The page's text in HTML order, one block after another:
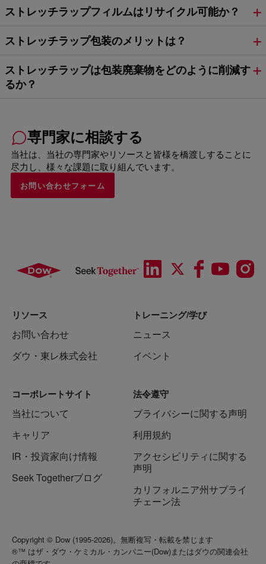
ストレッチラップフィルムはリサイクル可能か？
ストレッチラップ包装のメリットは？
ストレッチラップは包装廃棄物をどのように削減す
るか？
専門家に相談する
当社は、当社の専門家やリソースと皆様を橋渡しすることに
尽力し、様々な課題に取り組んでいます。
お問い合わせフォーム
リソース
お問い合わせ
ダウ・東レ株式会社
トレーニング/学び
ニュース
イベント
コーポレートサイト
当社について
キャリア
IR・投資家向け情報
Seek Togetherブログ
法令遵守
プライバシーに関する声明
利用規約
アクセシビリティに関する
声明
カリフォルニア州サプライ
チェーン法
Copyright © Dow (1995-2026)。無断複写・転載を禁じます
®™ はザ・ダウ・ケミカル・カンパニー(Dow)またはダウの関連会社